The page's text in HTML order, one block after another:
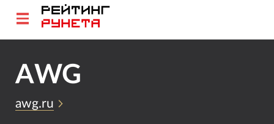
AWG
awg.ru